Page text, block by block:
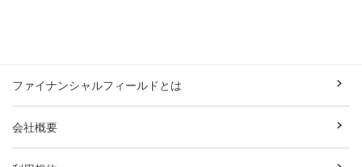
ファイナンシャルフィールドとは
会社概要